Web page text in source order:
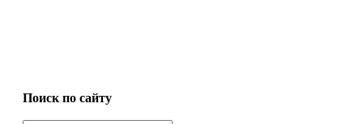
Поиск по сайту